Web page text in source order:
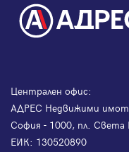
Централен офис:
АДРЕС Недвижими
София - 1000, пл. Света
ЕИК: 130520890